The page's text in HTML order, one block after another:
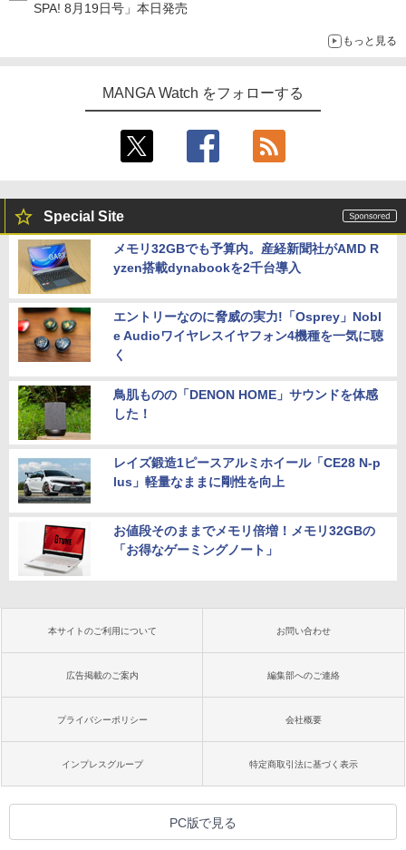
SPA! 8月19日号」本日発売
もっと見る
MANGA Watch をフォローする
Special Site
メモリ32GBでも予算内。産経新聞社がAMD R
yzen搭載dynabookを2千台導入
エントリーなのに脅威の実力!「Osprey」Nobl
e Audioワイヤレスイヤフォン4機種を一気に聴
く
鳥肌ものの「DENON HOME」サウンドを体感
した！
レイズ鍛造1ピースアルミホイール「CE28 N-p
lus」軽量なままに剛性を向上
お値段そのままでメモリ倍増！メモリ32GBの
「お得なゲーミングノート」
本サイトのご利用について お問い合わせ
広告掲載のご案内 編集部へのご連絡
プライバシーポリシー 会社概要
インプレスグループ 特定商取引法に基づく表示
PC版で見る